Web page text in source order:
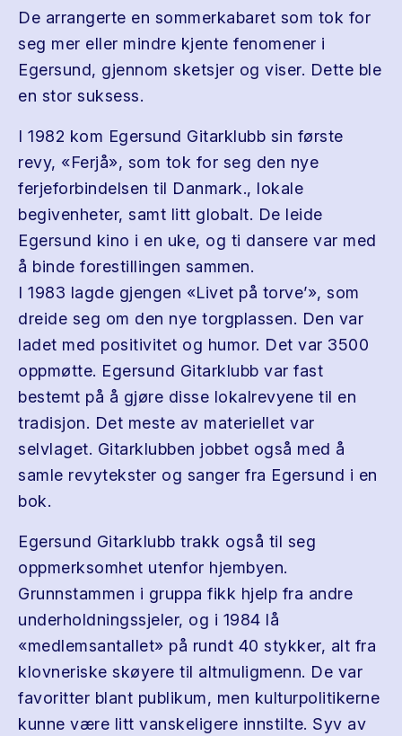
De arrangerte en sommerkabaret som tok for
seg mer eller mindre kjente fenomener i
Egersund, gjennom sketsjer og viser. Dette ble
en stor suksess.
I 1982 kom Egersund Gitarklubb sin første
revy, «Ferjå», som tok for seg den nye
ferjeforbindelsen til Danmark., lokale
begivenheter, samt litt globalt. De leide
Egersund kino i en uke, og ti dansere var med
å binde forestillingen sammen.
I 1983 lagde gjengen «Livet på torve’», som
dreide seg om den nye torgplassen. Den var
ladet med positivitet og humor. Det var 3500
oppmøtte. Egersund Gitarklubb var fast
bestemt på å gjøre disse lokalrevyene til en
tradisjon. Det meste av materiellet var
selvlaget. Gitarklubben jobbet også med å
samle revytekster og sanger fra Egersund i en
bok.
Egersund Gitarklubb trakk også til seg
oppmerksomhet utenfor hjembyen.
Grunnstammen i gruppa fikk hjelp fra andre
underholdningssjeler, og i 1984 lå
«medlemsantallet» på rundt 40 stykker, alt fra
klovneriske skøyere til altmuligmenn. De var
favoritter blant publikum, men kulturpolitikerne
kunne være litt vanskeligere innstilte. Syv av